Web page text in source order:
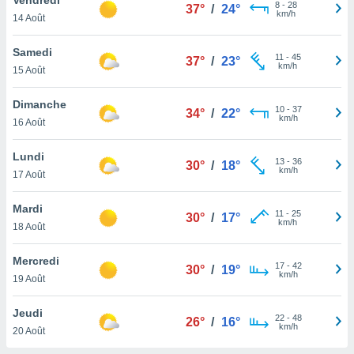
et
»,
au
vous
qu'ils
ou
le
ainsi
un
la
du
14 Août
37° / 24° 8- 28
km/h
Samedi
15 Août
37° / 23° 11 - 45
km/h
Dimanche
16 Août
34° / 22° 10- 37
km/h
Lundi
17 Août
30° / 18° 13- 36
km/h
Mardi
18 Août
30° / 17° 11 - 25
km/h
Mercredi
19 Août
30° / 19° 17- 42
km/h
Jeudi
20 Août
26° / 16° 22- 48
km/h